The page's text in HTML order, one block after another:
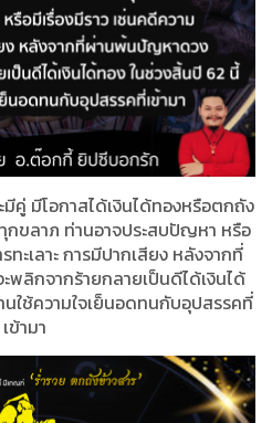
คู่ มีโอกาสได้เงินได้ทองหรือตกถัง
กขลาภ ท่านอาจประสบปัญหา หรือ
ทะเลาะ การมีปากเสียง หลังจากที่
ลิกจากร้ายกลายเป็นดีได้เงินได้
ใช้ความใจเย็นอดทนกับอุปสรรคที่
เข้ามา